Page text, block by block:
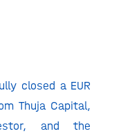
closed a EUR
Thuja Capital,
and the